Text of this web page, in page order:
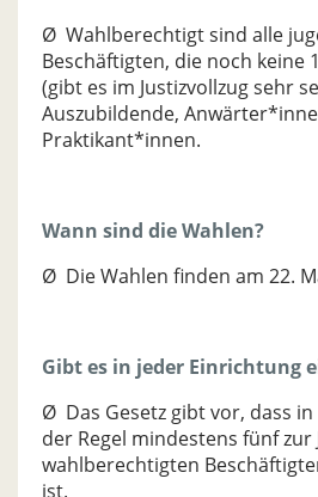
Ø Wahlberechtigt sind alle
Beschäftigten, die noch keine
(gibt es im Justizvollzug sehr
Auszubildende,
Praktikant*innen.
Wann sind die Wahlen?
Ø Die Wahlen finden am 22.
Gibt es in jeder Einrichtung
Ø Das Gesetz gibt vor, dass
der Regel mindestens fünf zur
wahlberechtigten
ist.